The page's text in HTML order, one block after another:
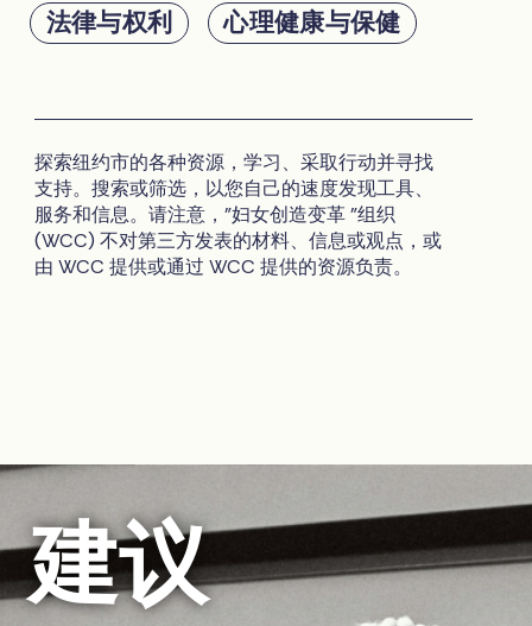
法律与权利
心理健康与保健
探索纽约市的各种资源，学习、采取行动并寻找
支持。搜索或筛选，以您自己的速度发现工具、
服务和信息。请注意，"妇女创造变革 "组织
(WCC) 不对第三方发表的材料、信息或观点，或
由 WCC 提供或通过 WCC 提供的资源负责。
建议